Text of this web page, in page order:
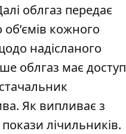
облгаз передає
кожного
надісланого
облгаз має доступ
Як випливає з
лічильників.